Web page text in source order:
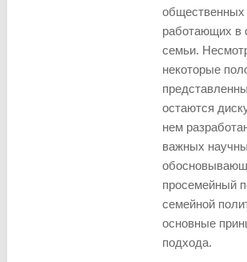
общественных
работающих в
семьи.
некоторые
остаются
нем
важных
просемейный
семейной
основные
подхода.